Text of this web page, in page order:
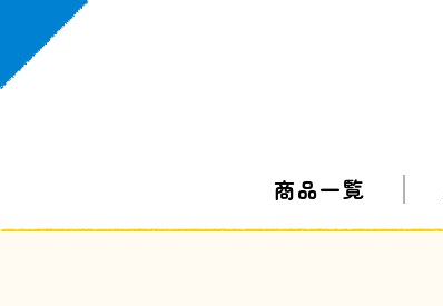
商品一覧